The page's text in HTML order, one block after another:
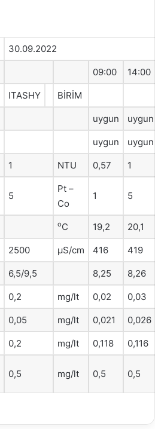
30.09.2022
09:00 14:00
ITASHY BİRİM
uygun uygun
uygun uygun
1 NTU 0,57 1
5
Pt –
Co
1 5
oC 19,2 20,1
2500 μS/cm 416 419
6,5/9,5 8,25 8,26
0,2 mg/lt 0,02 0,03
0,05 mg/lt 0,021 0,026
0,2 mg/lt 0,118 0,116
0,5 mg/lt 0,5 0,5